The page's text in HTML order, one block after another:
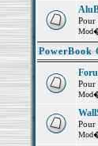
Pour
PowerBook
Pour
Pour